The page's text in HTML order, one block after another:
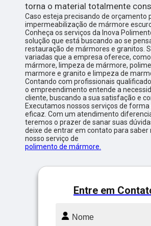
torna o material totalmente
Caso esteja precisando de orçamento
impermeabilização de mármore
Conheça os serviços da Inova
solução que está buscando ao se
restauração de mármores e granitos.
variadas que a empresa oferece,
mármore, limpeza de mármore,
marmore e granito e limpeza de
Contando com profissionais
o empreendimento entende a
cliente, buscando a sua satisfação e
Executamos nossos serviços de
eficaz. Com um atendimento
teremos o prazer de sanar suas
deixe de entrar em contato para saber
nosso serviço de
polimento de mármore.
Entre em